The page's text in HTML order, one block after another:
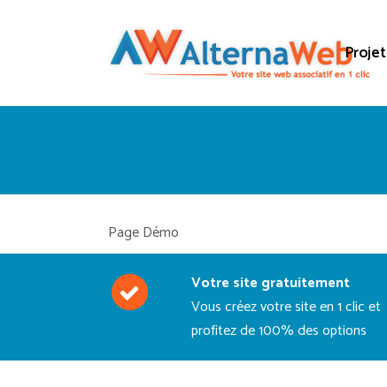
Projet
Page Démo
Votre site gratuitement
Vous créez votre site en 1 clic et
profitez de 100% des options